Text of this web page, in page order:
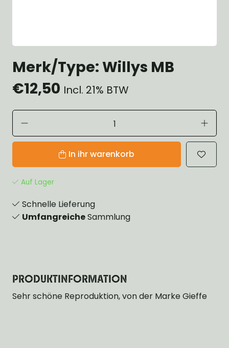
Merk/Type: Willys MB
€12,50 Incl. 21% BTW
In ihr warenkorb
Auf Lager
Schnelle Lieferung
UmfangreicheSammlung
PRODUKTINFORMATION
Sehr schöne Reproduktion, von der Marke Gieffe